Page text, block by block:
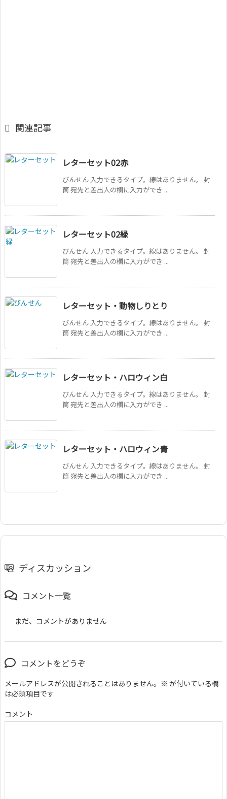
 関連記事
レターセット02赤
びんせん 入力できるタイプ。線はありません。 封
筒 宛先と差出人の欄に入力ができ ...
レターセット02緑
びんせん 入力できるタイプ。線はありません。 封
筒 宛先と差出人の欄に入力ができ ...
レターセット・動物しりとり
びんせん 入力できるタイプ。線はありません。 封
筒 宛先と差出人の欄に入力ができ ...
レターセット・ハロウィン白
びんせん 入力できるタイプ。線はありません。 封
筒 宛先と差出人の欄に入力ができ ...
レターセット・ハロウィン青
びんせん 入力できるタイプ。線はありません。 封
筒 宛先と差出人の欄に入力ができ ...
ディスカッション
コメント一覧
まだ、コメントがありません
コメントをどうぞ
メールアドレスが公開されることはありません。 ※ が付いている欄
は必須項目です
コメント